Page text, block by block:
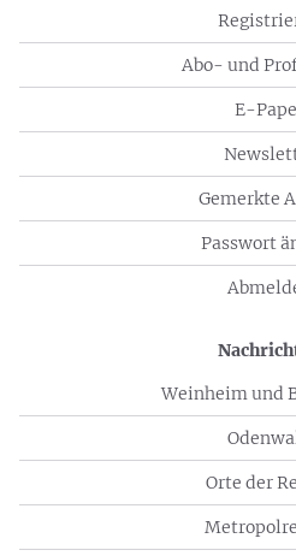
Abo- und
E-
Gemerkte
Passwort
Weinheim und
Orte der